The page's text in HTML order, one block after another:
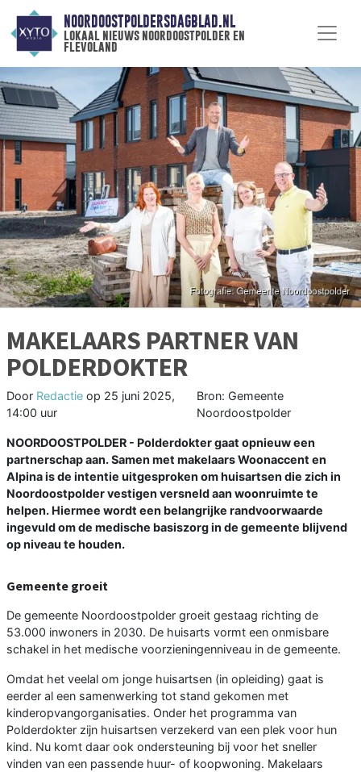
NOORDOOSTPOLDERSDAGBLAD.NL
lokaal nieuws noordoostpolder en
flevoland
MAKELAARS PARTNER VAN
POLDERDOKTER
Door Redactie op 25 juni 2025,
14:00 uur
Bron: Gemeente
Noordoostpolder
NOORDOOSTPOLDER - Polderdokter gaat opnieuw een
partnerschap aan. Samen met makelaars Woonaccent en
Alpina is de intentie uitgesproken om huisartsen die zich in
Noordoostpolder vestigen versneld aan woonruimte te
helpen. Hiermee wordt een belangrijke randvoorwaarde
ingevuld om de medische basiszorg in de gemeente blijvend
op niveau te houden.
Gemeente groeit
De gemeente Noordoostpolder groeit gestaag richting de
53.000 inwoners in 2030. De huisarts vormt een onmisbare
schakel in het medische voorzieningenniveau in de gemeente.
Omdat het veelal om jonge huisartsen (in opleiding) gaat is
eerder al een samenwerking tot stand gekomen met
kinderopvangorganisaties. Onder het programma van
Polderdokter zijn huisartsen verzekerd van een plek voor hun
kind. Nu komt daar ook ondersteuning bij voor het sneller
vinden van een passende huur- of koopwoning. Makelaars